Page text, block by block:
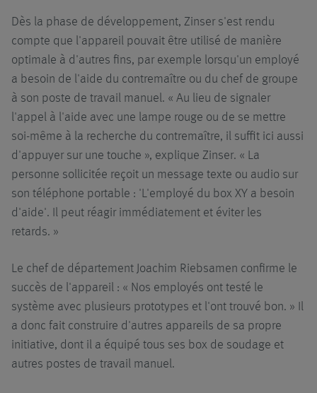
Dès la phase de développement, Zinser s'est rendu
compte que l'appareil pouvait être utilisé de manière
optimale à d'autres fins, par exemple lorsqu'un employé
a besoin de l'aide du contremaître ou du chef de groupe
à son poste de travail manuel. « Au lieu de signaler
l'appel à l'aide avec une lampe rouge ou de se mettre
soi-même à la recherche du contremaître, il suffit ici aussi
d'appuyer sur une touche », explique Zinser. « La
personne sollicitée reçoit un message texte ou audio sur
son téléphone portable : 'L'employé du box XY a besoin
d'aide'. Il peut réagir immédiatement et éviter les
retards. »
Le chef de département Joachim Riebsamen confirme le
succès de l'appareil : « Nos employés ont testé le
système avec plusieurs prototypes et l'ont trouvé bon. » Il
a donc fait construire d'autres appareils de sa propre
initiative, dont il a équipé tous ses box de soudage et
autres postes de travail manuel.